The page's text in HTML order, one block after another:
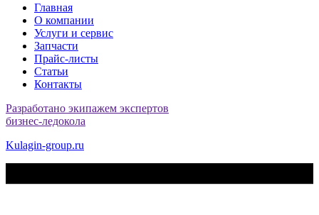
Главная
О компании
Услуги и сервис
Запчасти
Прайс-листы
Статьи
Контакты
Разработано экипажем экспертов
бизнес-ледокола
Kulagin-group.ru